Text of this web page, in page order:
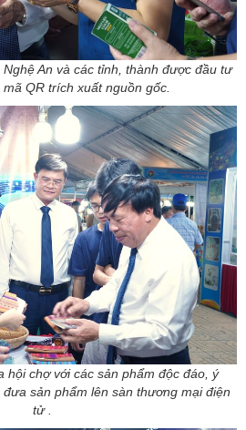
An và các tỉnh, thành được đầu tư
QR trích xuất nguồn gốc.
hội chợ với các sản phẩm độc đáo, ý
sản phẩm lên sàn thương mại điện
tử .